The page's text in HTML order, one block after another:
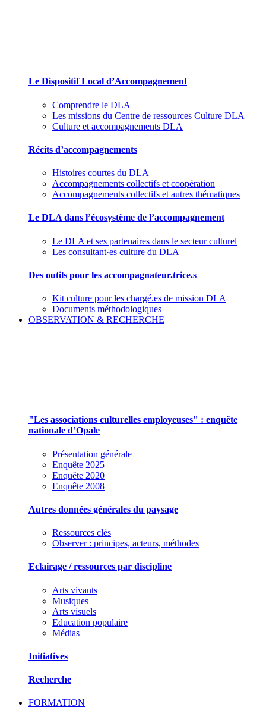
Le Dispositif Local d’Accompagnement
Comprendre le DLA
Les missions du Centre de ressources Culture DLA
Culture et accompagnements DLA
Récits d’accompagnements
Histoires courtes du DLA
Accompagnements collectifs et coopération
Accompagnements collectifs et autres thématiques
Le DLA dans l’écosystème de l’accompagnement
Le DLA et ses partenaires dans le secteur culturel
Les consultant·es culture du DLA
Des outils pour les accompagnateur.trice.s
Kit culture pour les chargé.es de mission DLA
Documents méthodologiques
OBSERVATION & RECHERCHE
"Les associations culturelles employeuses" : enquête
nationale d’Opale
Présentation générale
Enquête 2025
Enquête 2020
Enquête 2008
Autres données générales du paysage
Ressources clés
Observer : principes, acteurs, méthodes
Eclairage / ressources par discipline
Arts vivants
Musiques
Arts visuels
Education populaire
Médias
Initiatives
Recherche
FORMATION